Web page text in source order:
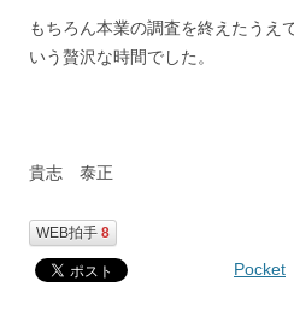
もちろん本業の調査を終えたうえ
いう贅沢な時間でした。
貴志 泰正
WEB拍手 8
Pocket